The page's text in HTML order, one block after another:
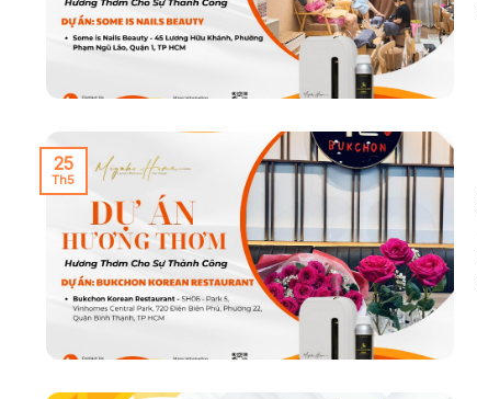
25
Th5